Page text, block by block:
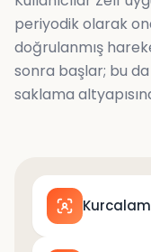
periyodik olarak
doğrulanmış
sonra başlar; bu
saklama